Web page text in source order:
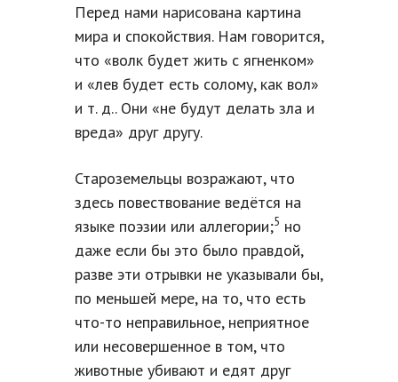
Перед нами нарисована картина
мира и спокойствия. Нам говорится,
что «волк будет жить с ягненком»
и «лев будет есть солому, как вол»
и т. д.. Они «не будут делать зла и
вреда» друг другу.
Староземельцы возражают, что
здесь повествование ведётся на
языке поэзии или аллегории;5 но
даже если бы это было правдой,
разве эти отрывки не указывали бы,
по меньшей мере, на то, что есть
что-то неправильное, неприятное
или несовершенное в том, что
животные убивают и едят друг